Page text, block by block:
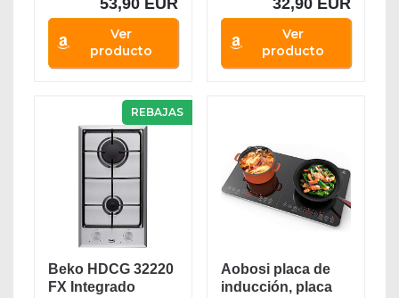
53,90 EUR
Ver
producto
32,90 EUR
Ver
producto
REBAJAS
Beko HDCG 32220
FX Integrado
Aobosi placa de
inducción, placa